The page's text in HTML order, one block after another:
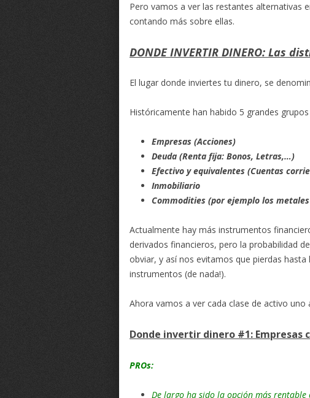
Pero vamos a ver las restantes alternativas
contando más sobre ellas.
DONDE INVERTIR DINERO: Las
El lugar donde inviertes tu dinero, se
Históricamente han habido 5 grandes
Empresas (Acciones)
Deuda (Renta fija: Bonos, Letras,…)
Efectivo y equivalentes (Cuentas
Inmobiliario
Commodities (por ejemplo los metales
Actualmente hay más instrumentos
derivados financieros, pero la probabilidad
obviar, y así nos evitamos que pierdas
instrumentos (de nada!).
Ahora vamos a ver cada clase de activo uno
Donde invertir dinero #1: Empresas
PROs:
De largo ha sido la opción más